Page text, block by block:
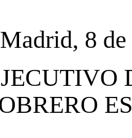
Madrid, 8